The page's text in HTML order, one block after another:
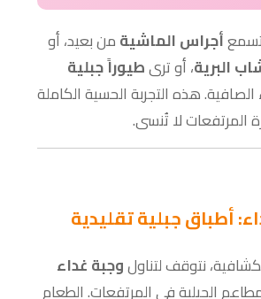
أجراس الماشيةمن بعيد، أو
البرية، أو ترىطيوراً جبلية
هذه التجربة الحسية الكاملة
المرتفعات لا تُنسى.
أطباق جبلية تقليدية
نتوقف لتناولوجبة غداء
الجبلية في المرتفعات. الطعام